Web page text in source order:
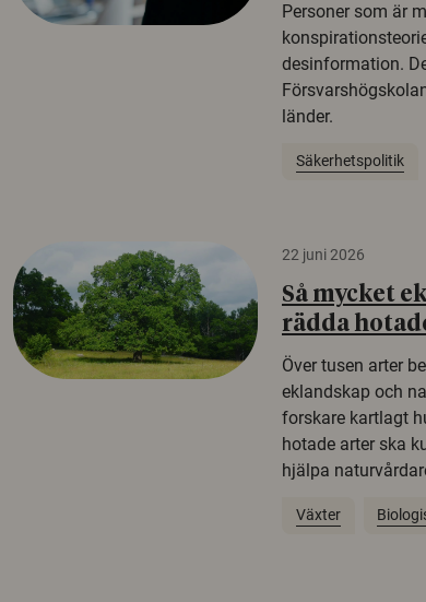
Personer som är
desinformation.
länder.
Säkerhetspolitik
22 juni 2026
Så mycket
rädda
Över tusen arter
eklandskap och
forskare kartlagt
hotade arter ska
hjälpa
Växter